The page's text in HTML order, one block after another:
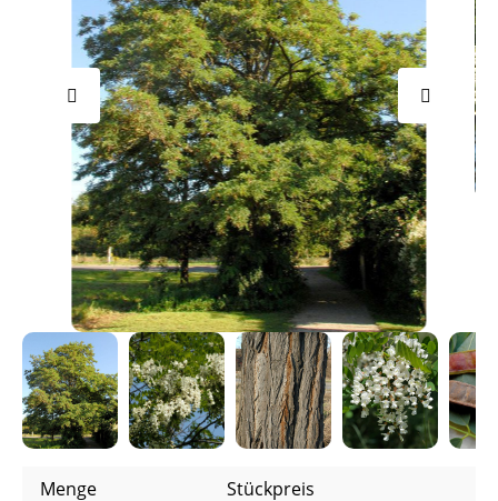
Menge Stückpreis